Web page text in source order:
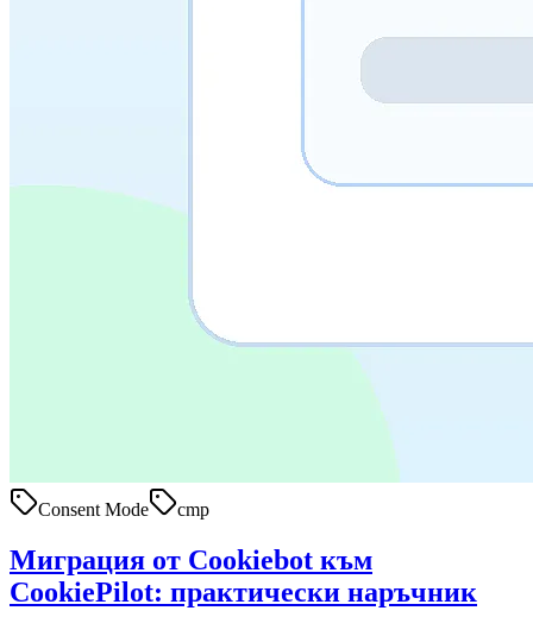
Consent Mode cmp
Миграция от Cookiebot към
CookiePilot: практически наръчник